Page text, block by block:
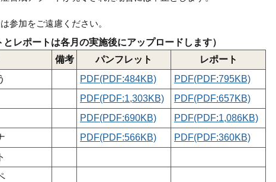
参加をご遠慮ください。
レポートは各月の実施後にアップロードします）
備考 パンフレット
レポート
PDF(PDF:484KB)
PDF(PDF:795KB)
PDF(PDF:1,303KB)
PDF(PDF:657KB)
PDF(PDF:690KB)
PDF(PDF:1,086KB)
PDF(PDF:566KB)
PDF(PDF:360KB)